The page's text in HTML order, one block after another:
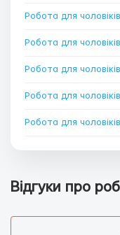
Робота для
Робота для
Робота для
Робота для
Відгуки про